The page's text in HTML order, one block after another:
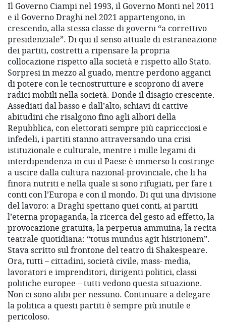
Il Governo Ciampi nel 1993, il Governo Monti nel 2011
e il Governo Draghi nel 2021 appartengono, in
crescendo, alla stessa classe di governi “a correttivo
presidenziale”. Di qui il senso attuale di estraneazione
dei partiti, costretti a ripensare la propria
collocazione rispetto alla società e rispetto allo Stato.
Sorpresi in mezzo al guado, mentre perdono agganci
di potere con le tecnostrutture e scoprono di avere
radici mobili nella società. Donde il disagio crescente.
Assediati dal basso e dall’alto, schiavi di cattive
abitudini che risalgono fino agli albori della
Repubblica, con elettorati sempre più capriccciosi e
infedeli, i partiti stanno attraversando una crisi
istituzionale e culturale, mentre i mille legami di
interdipendenza in cui il Paese è immerso li costringe
a uscire dalla cultura nazional-provinciale, che li ha
finora nutriti e nella quale si sono rifugiati, per fare i
conti con l’Europa e con il mondo. Di qui una divisione
del lavoro: a Draghi spettano quei conti, ai partiti
l’eterna propaganda, la ricerca del gesto ad effetto, la
provocazione gratuita, la perpetua ammuina, la recita
teatrale quotidiana: “totus mundus agit histrionem”.
Stava scritto sul frontone del teatro di Shakespeare.
Ora, tutti – cittadini, società civile, mass- media,
lavoratori e imprenditori, dirigenti politici, classi
politiche europee – tutti vedono questa situazione.
Non ci sono alibi per nessuno. Continuare a delegare
la politica a questi partiti è sempre più inutile e
pericoloso.